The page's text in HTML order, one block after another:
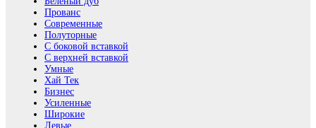
Прованс
Современные
Полуторные
С боковой вставкой
С верхней вставкой
Умные
Хай Тек
Бизнес
Усиленные
Широкие
Левые